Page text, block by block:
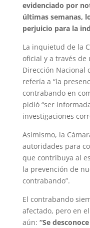
evidenciado por
últimas semanas,
perjuicio para la
La inquietud de la
oficial y a través
Dirección Nacional
refería a “la
contrabando en
pidió “ser
investigaciones
Asimismo, la
autoridades para
que contribuya al
la prevención de
contrabando”.
El contrabando
afectado, pero en
aún: “Se